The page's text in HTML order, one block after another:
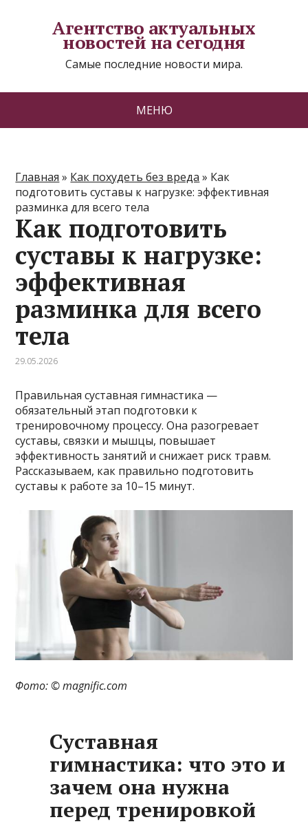
Агентство актуальных
новостей на сегодня
Самые последние новости мира.
МЕНЮ
Главная » Как похудеть без вреда » Как
подготовить суставы к нагрузке: эффективная
разминка для всего тела
Как подготовить
суставы к нагрузке:
эффективная
разминка для всего
тела
29.05.2026
Правильная суставная гимнастика —
обязательный этап подготовки к
тренировочному процессу. Она разогревает
суставы, связки и мышцы, повышает
эффективность занятий и снижает риск травм.
Рассказываем, как правильно подготовить
суставы к работе за 10–15 минут.
Фото: © magnific.com
Суставная
гимнастика: что это и
зачем она нужна
перед тренировкой